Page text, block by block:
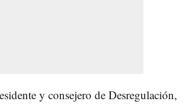
y consejero de Desregulación,